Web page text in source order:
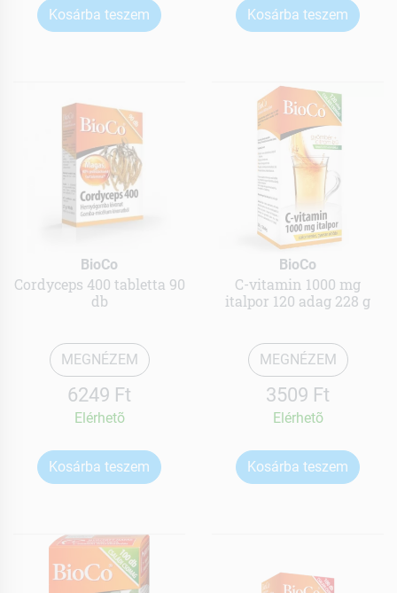
Kosárba teszem Kosárba teszem
BioCo
Cordyceps 400 tabletta 90
db
MEGNÉZEM
6249 Ft
Elérhetõ
Kosárba teszem
BioCo
C-vitamin 1000 mg
italpor 120 adag 228 g
MEGNÉZEM
3509 Ft
Elérhetõ
Kosárba teszem